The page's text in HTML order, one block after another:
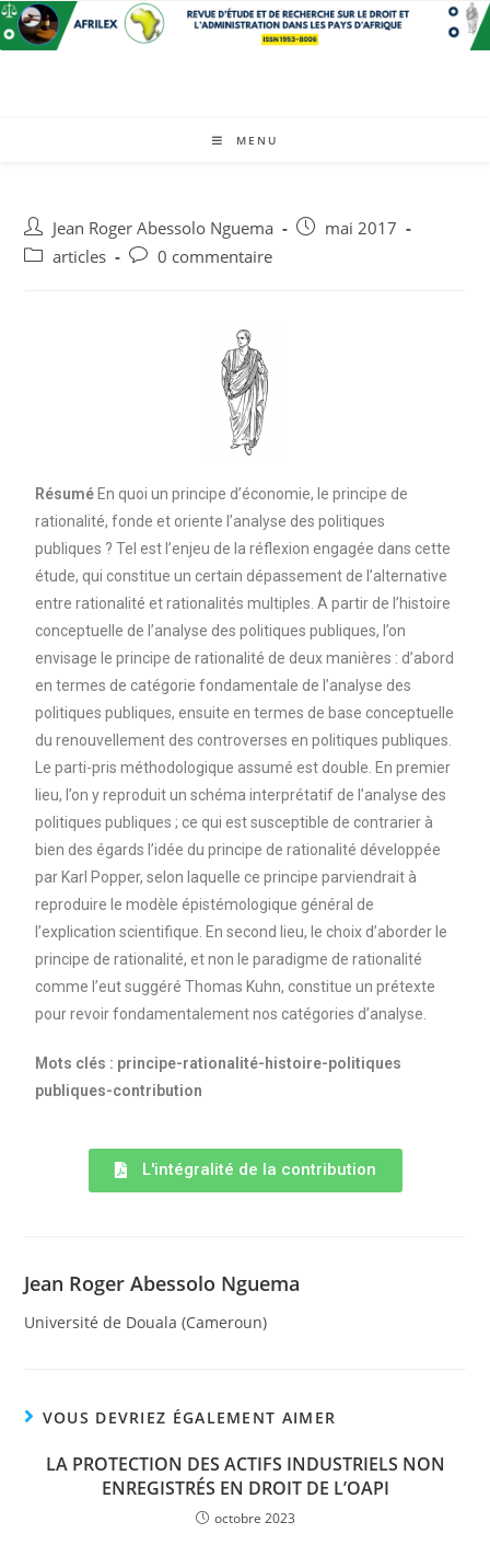
MENU
Jean Roger Abessolo Nguema
mai 2017
articles
0 commentaire
Résumé En quoi un principe d’économie, le principe de
rationalité, fonde et oriente l’analyse des politiques
publiques ? Tel est l’enjeu de la réflexion engagée dans cette
étude, qui constitue un certain dépassement de l’alternative
entre rationalité et rationalités multiples. A partir de l’histoire
conceptuelle de l’analyse des politiques publiques, l’on
envisage le principe de rationalité de deux manières : d’abord
en termes de catégorie fondamentale de l’analyse des
politiques publiques, ensuite en termes de base conceptuelle
du renouvellement des controverses en politiques publiques.
Le parti-pris méthodologique assumé est double. En premier
lieu, l’on y reproduit un schéma interprétatif de l’analyse des
politiques publiques ; ce qui est susceptible de contrarier à
bien des égards l’idée du principe de rationalité développée
par Karl Popper, selon laquelle ce principe parviendrait à
reproduire le modèle épistémologique général de
l’explication scientifique. En second lieu, le choix d’aborder le
principe de rationalité, et non le paradigme de rationalité
comme l’eut suggéré Thomas Kuhn, constitue un prétexte
pour revoir fondamentalement nos catégories d’analyse.
Mots clés : principe-rationalité-histoire-politiques
publiques-contribution
L'intégralité de la contribution
Jean Roger Abessolo Nguema
Université de Douala (Cameroun)
VOUS DEVRIEZ ÉGALEMENT AIMER
LA PROTECTION DES ACTIFS INDUSTRIELS NON
ENREGISTRÉS EN DROIT DE L’OAPI
octobre 2023